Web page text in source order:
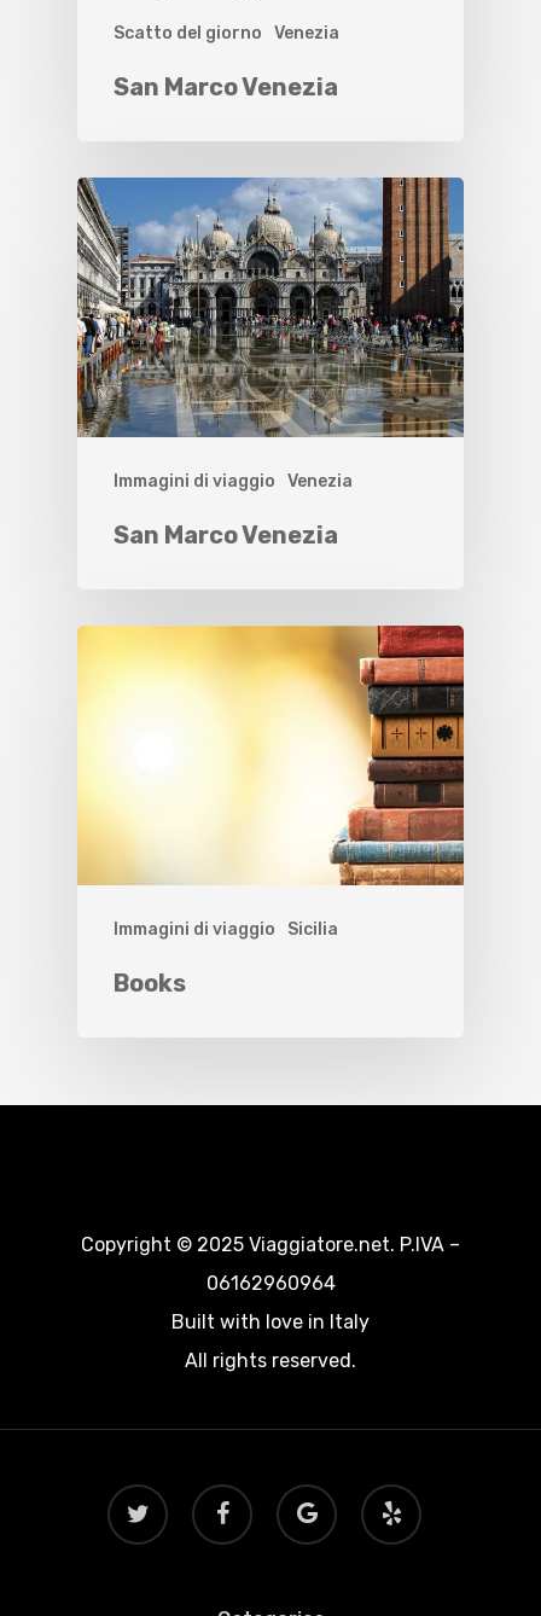
Scatto del giorno Venezia
San Marco Venezia
Immagini di viaggio Venezia
San Marco Venezia
Immagini di viaggio Sicilia
Books
Copyright © 2025 Viaggiatore.net. P.IVA –
06162960964
Built with love in Italy
All rights reserved.
twitter facebook
google-
plus
yelp